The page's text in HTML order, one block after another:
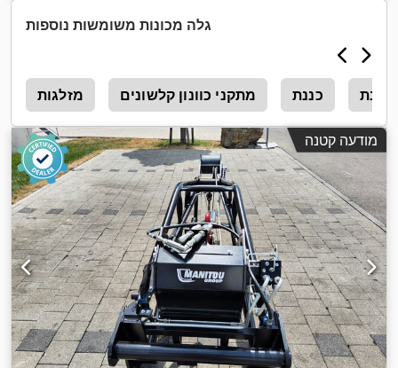
גלה מכונות משומשות נוספות
מזלגות מתקני כוונון קלשונים כננת כננת
מודעה קטנה